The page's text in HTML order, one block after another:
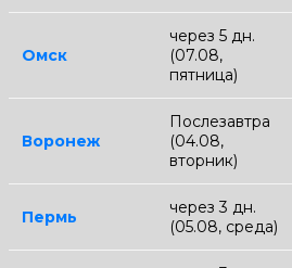
Омск
через 5 дн.
(07.08,
пятница)
Воронеж
Послезавтра
(04.08,
вторник)
Пермь
через 3 дн.
(05.08, среда)